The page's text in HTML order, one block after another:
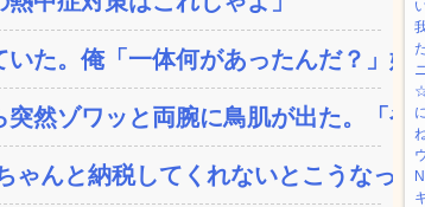
た。俺「一体何があったんだ？」嫁
然ゾワッと両腕に鳥肌が出た。「や
ゃんと納税してくれないとこうなっ